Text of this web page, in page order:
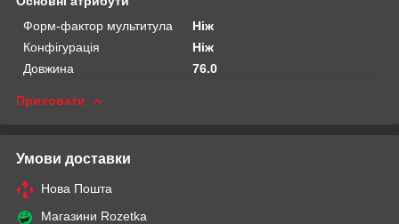
Форм-фактор мультитула
Ніж
Конфігурація
Ніж
Довжина
76.0
Приховати
Умови доставки
Нова Пошта
Магазини Rozetka